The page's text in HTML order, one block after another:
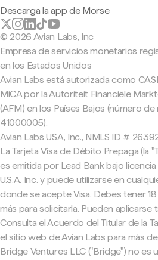
Descarga la app de Morse
© 2026 Avian Labs, Inc
Empresa de servicios monetarios
en los Estados Unidos
Avian Labs está autorizada como
MiCA por la Autoriteit Financiële
(AFM) en los Países Bajos (número
41000005).
Avian Labs USA, Inc., NMLS ID #
La Tarjeta Visa de Débito Prepaga (la
es emitida por Lead Bank bajo licencia
U.S.A. Inc. y puede utilizarse en
donde se acepte Visa. Debes tener
más para solicitarla. Pueden aplicarse
Consulta el Acuerdo del Titular de la
el sitio web de Avian Labs para más
Bridge Ventures LLC ("Bridge") no es